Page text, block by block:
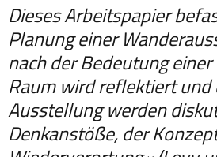
Dieses Arbeitspapier
Planung einer
nach der Bedeutung
Raum wird reflektiert
Ausstellung werden
Denkanstöße, der